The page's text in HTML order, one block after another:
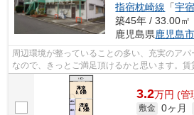
指宿枕崎線 「宇宿
築45年 / 33.00㎡
鹿児島県鹿児島
周辺環境が整っていることの多い、充実のア
なので、きっとご満足頂けるかと思います。賃
件情報を取り扱う当社にお任せ下さい...
3.2万円 (管
敷金 0ヶ月